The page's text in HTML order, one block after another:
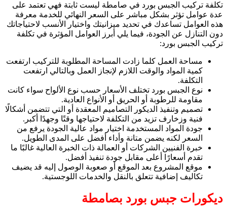
تكلفة تركيب الجبس بورد في صامطة ليست ثابتة فهي تعتمد على
عدة عوامل تؤثر بشكل مباشر على السعر النهائي للخدمة معرفة
هذه العوامل تساعدك في تحديد ميزانيتك واختيار الأنسب لاحتياجاتك
دون التنازل عن الجودة، فيما يلي أبرز العوامل المؤثرة في تكلفة
تركيب الجبس بورد:
مساحة العمل كلما زادت المساحة المطلوبة للتركيب ارتفعت
كمية المواد والوقت اللازم لإنجاز العمل وبالتالي ارتفعت
التكلفة.
نوع الجبس بورد تختلف الأسعار حسب نوع الألواح سواء كانت
مقاومة للرطوبة أو الحريق أو الأنواع العادية.
تصميم وتنفيذ الديكور التصاميم المعقدة أو التي تتضمن أشكالًا
فنية وزخارف تزيد من التكلفة لاحتياجها وقتًا وجهدًا أكبر.
جودة المواد المستخدمة اختيار مواد عالية الجودة يرفع من
السعر لكنه يضمن متانة وأداء أفضل على المدى الطويل.
خبرة الفنيين الشركات أو العمالة ذات الخبرة العالية غالبًا ما
تقدم أسعارًا أعلى مقابل جودة تنفيذ أفضل.
موقع المشروع بعد الموقع أو صعوبة الوصول إليه قد يضيف
تكاليف إضافية تتعلق بالنقل والخدمات اللوجستية.
ديكورات جبس بورد بصامطة